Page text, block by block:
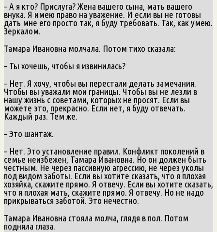
– А я кто? Прислуга? Жена вашего сына, мать вашего
внука. Я имею право на уважение. И если вы не готовы
дать мне его просто так, я буду требовать. Так, как умею.
Зеркалом.
Тамара Ивановна молчала. Потом тихо сказала:
– Ты хочешь, чтобы я извинилась?
– Нет. Я хочу, чтобы вы перестали делать замечания.
Чтобы вы уважали мои границы. Чтобы вы не лезли в
нашу жизнь с советами, которых не просят. Если вы
можете это, прекрасно. Если нет, я буду отвечать.
Каждый раз. Тем же.
– Это шантаж.
– Нет. Это установление правил. Конфликт поколений в
семье неизбежен, Тамара Ивановна. Но он должен быть
честным. Не через пассивную агрессию, не через уколы
под видом заботы. Если вы хотите сказать, что я плохая
хозяйка, скажите прямо. Я отвечу. Если вы хотите сказать,
что я плохая мать, скажите прямо. Я отвечу. Но не надо
прикрываться заботой. Это нечестно.
Тамара Ивановна стояла молча, глядя в пол. Потом
подняла глаза.